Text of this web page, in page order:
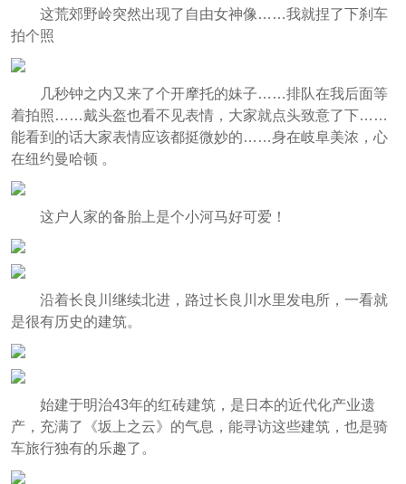
这荒郊野岭突然出现了自由女神像……我就捏了下刹车
拍个照
几秒钟之内又来了个开摩托的妹子……排队在我后面等
着拍照……戴头盔也看不见表情，大家就点头致意了下……
能看到的话大家表情应该都挺微妙的……身在岐阜美浓，心
在纽约曼哈顿 。
这户人家的备胎上是个小河马好可爱！
沿着长良川继续北进，路过长良川水里发电所，一看就
是很有历史的建筑。
始建于明治43年的红砖建筑，是日本的近代化产业遗
产，充满了《坂上之云》的气息，能寻访这些建筑，也是骑
车旅行独有的乐趣了。